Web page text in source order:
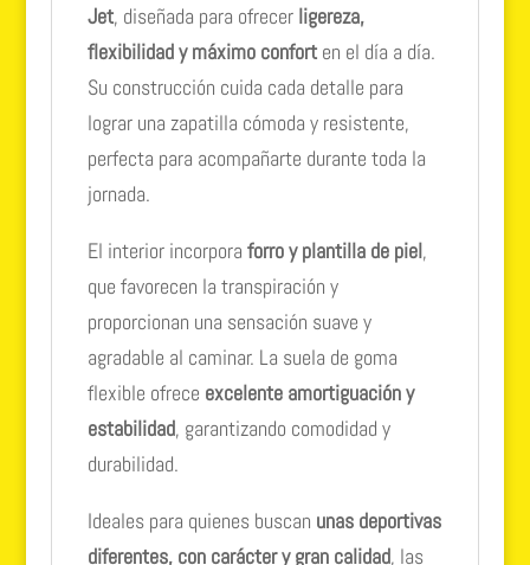
Jet, diseñada para ofrecer ligereza,
flexibilidad y máximo conforten el día a día.
Su construcción cuida cada detalle para
lograr una zapatilla cómoda y resistente,
perfecta para acompañarte durante toda la
jornada.
El interior incorpora forro y plantilla de piel,
que favorecen la transpiración y
proporcionan una sensación suave y
agradable al caminar. La suela de goma
flexible ofrece excelente amortiguación y
estabilidad, garantizando comodidad y
durabilidad.
Ideales para quienes buscan unas deportivas
diferentes, con carácter y gran calidad, las